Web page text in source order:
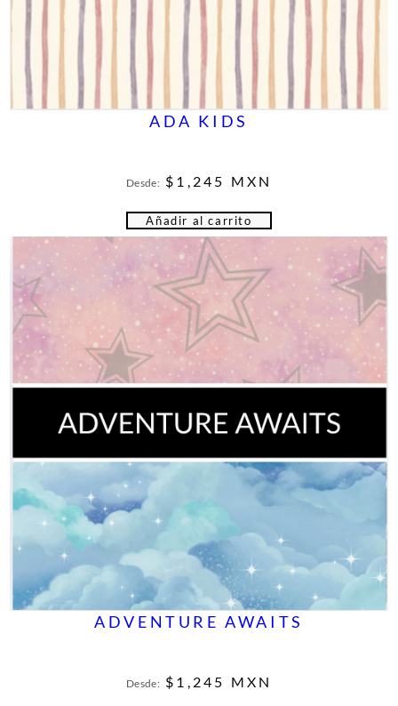
ADA KIDS
Desde: $ 1,245 MXN
Añadir al carrito
ADVENTURE AWAITS
Desde: $ 1,245 MXN